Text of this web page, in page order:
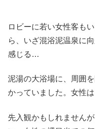
ロビーに若い女性客も
ら、いざ混浴泥温泉に
感じる…
泥湯の大浴場に、周囲
かっていました。女性は
先入観かもしれません